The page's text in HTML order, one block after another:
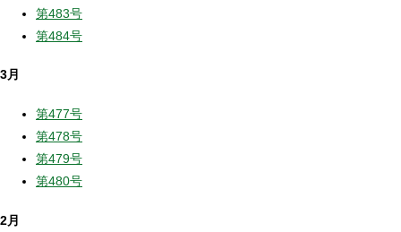
第483号
第484号
3月
第477号
第478号
第479号
第480号
2月